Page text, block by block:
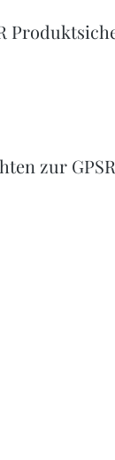
zur GPSR